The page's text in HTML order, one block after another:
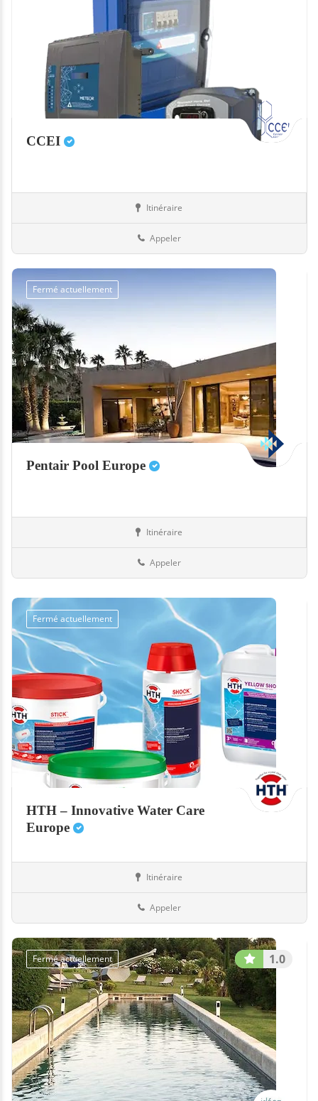
CCEI
Itinéraire
Appeler
Fermé actuellement
Pentair Pool Europe
Itinéraire
Appeler
Fermé actuellement
HTH – Innovative Water Care
Europe
Itinéraire
Appeler
Fermé actuellement 1.0